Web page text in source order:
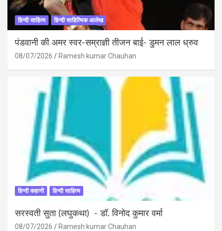
हिन्दी साहित्य हिन्दी साहित्यिक आलेख
पंडवानी की अमर स्वर-सम्राज्ञी तीजन बाई- डुमन लाल ध्रुव
08/07/2026 Ramesh kumar Chauhan
हिन्दी कहानी हिन्दी साहित्य
सरस्वती सुता (लघुकथा) ​- डॉ. विनोद कुमार वर्मा
08/07/2026 Ramesh kumar Chauhan